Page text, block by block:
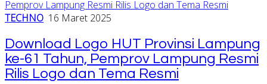
TECHNO 16 Maret 2025
Download Logo HUT Provinsi Lampung
ke-61 Tahun, Pemprov Lampung Resmi
Rilis Logo dan Tema Resmi